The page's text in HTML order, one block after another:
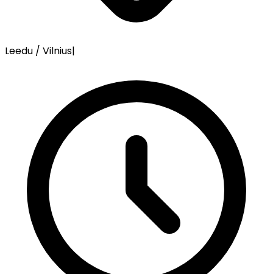
Leedu / Vilnius|